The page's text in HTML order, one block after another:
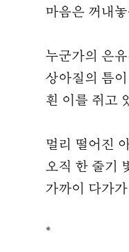
마음은 꺼내놓
누군가의 은유
상아질의 틈이
흰 이를 쥐고
멀리 떨어진 아
오직 한 줄기
가까이 다가가
*